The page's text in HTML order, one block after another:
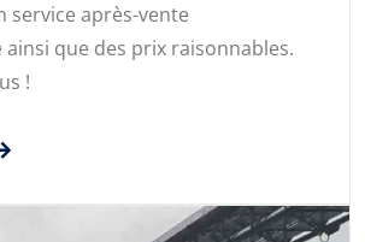
service après-vente
que des prix raisonnables.
!